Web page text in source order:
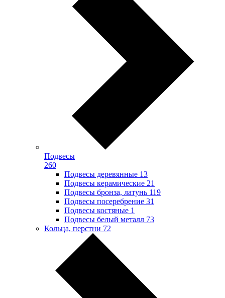
Подвесы
260
Подвесы деревянные 13
Подвесы керамические 21
Подвесы бронза, латунь 119
Подвесы посеребрение 31
Подвесы костяные 1
Подвесы белый металл 73
Кольца, перстни 72